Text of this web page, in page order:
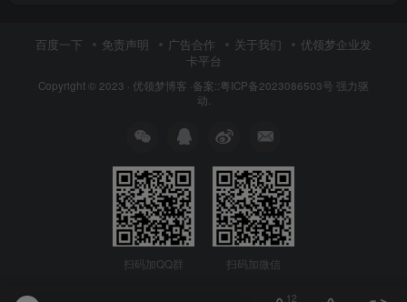
百度一下 免责声明 广告合作 关于我们
优领梦企业发
卡平台
Copyright © 2023 · 优领梦博客 ·备案::粤ICP备2023086503号 强力驱
动.
扫码加QQ群 扫码加微信
12